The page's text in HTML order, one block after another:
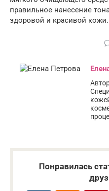
правильное нанесение
здоровой и красивой кожи.
Понравилась